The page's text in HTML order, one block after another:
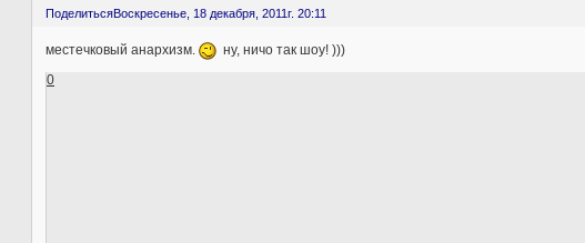
ПоделитьсяВоскресенье, 18 декабря, 2011г. 20:11
местечковый анархизм.
ну, ничо так шоу! )))
0